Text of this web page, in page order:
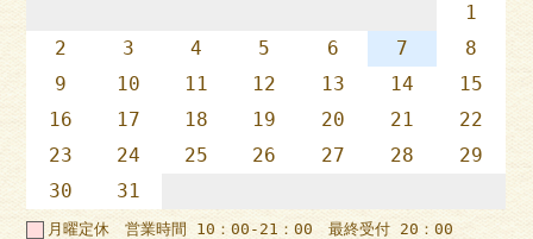
1
2
3 4 5 6 7
8
9
10 11 12 13 14
15
16
17 18 19 20 21
22
23
24 25 26 27 28
29
30
31
月曜定休 営業時間 10：00-21：00 最終受付 20：00